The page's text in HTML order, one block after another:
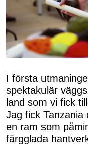
I första
spektakulär
land som vi fick
Jag fick Tanzania
en ram som
färgglada